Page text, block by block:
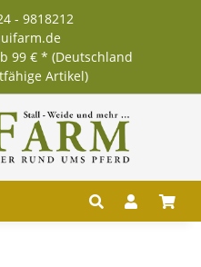
- 9818212
99 € * (Deutschland
Artikel)